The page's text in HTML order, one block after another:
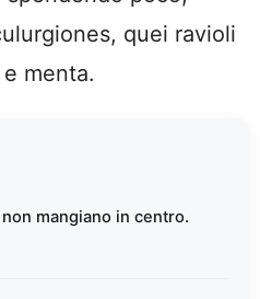
quei ravioli
menta.
mangiano in centro.